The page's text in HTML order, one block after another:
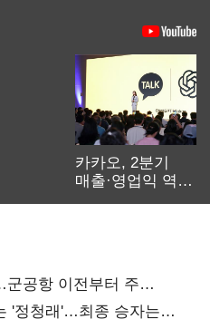
카카오, 2분기
매출·영업익 역대
공항 이전부터 주
'정청래'…최종 승자는